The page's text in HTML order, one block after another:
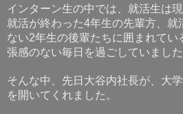
インターン生の中では、就活生は
就活が終わった4年生の先輩方、就
ない2年生の後輩たちに囲まれて
張感のない毎日を過ごしていました
そんな中、先日大谷内社長が、大学
を開いてくれました。